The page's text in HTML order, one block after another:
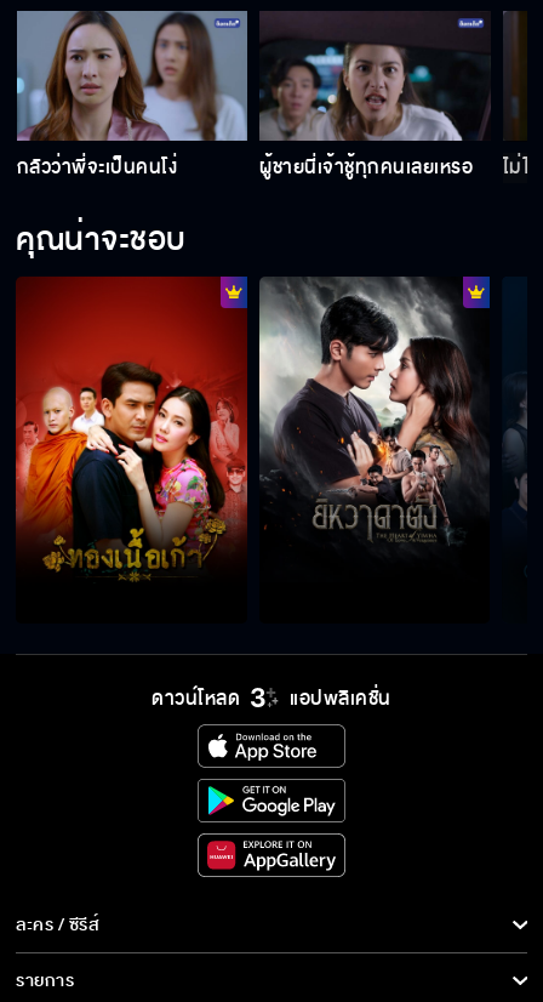
กลัวว่าพี่จะเป็นคนโง่ ผู้ชายนี่เจ้าชู้ทุกคนเลยเหรอ ไม่ไ
คุณน่าจะชอบ
ดาวน์โหลด แอปพลิเคชั่น
ละคร / ซีรีส์
ละคร/ซีรีส์
รายการ